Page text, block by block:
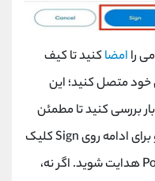
را امضاکنید تا کیف
خود متصل کنید؛ این
بررسی کنید تا مطمئن
ادامه رویSignکلیک
هدایت شوید. اگر نه،